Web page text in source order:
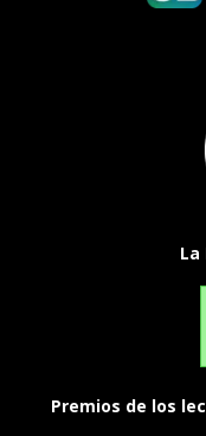
La
Premios de los